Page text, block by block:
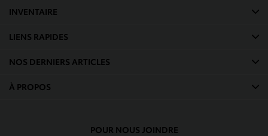
POUR NOUS JOINDRE
INVENTAIRE
LIENS RAPIDES
NOS DERNIERS ARTICLES
À PROPOS